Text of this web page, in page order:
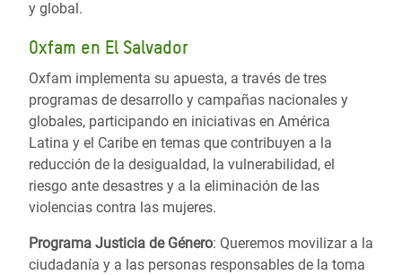
y global.
Oxfam en El Salvador
Oxfam implementa su apuesta, a través de tres
programas de desarrollo y campañas nacionales y
globales, participando en iniciativas en América
Latina y el Caribe en temas que contribuyen a la
reducción de la desigualdad, la vulnerabilidad, el
riesgo ante desastres y a la eliminación de las
violencias contra las mujeres.
Programa Justicia de Género: Queremos movilizar a la
ciudadanía y a las personas responsables de la toma